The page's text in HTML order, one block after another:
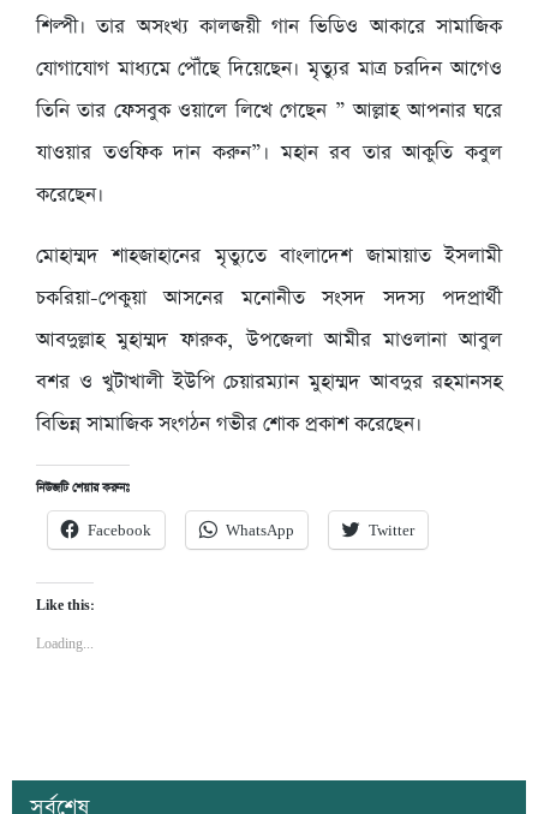
শিল্পী। তার অসংখ্য কালজয়ী গান ভিডিও আকারে সামাজিক
যোগাযোগ মাধ্যমে পৌঁছে দিয়েছেন। মৃত্যুর মাত্র চরদিন আগেও
তিনি তার ফেসবুক ওয়ালে লিখে গেছেন ” আল্লাহ আপনার ঘরে
যাওয়ার তওফিক দান করুন”। মহান রব তার আকুতি কবুল
করেছেন।
মোহাম্মদ শাহজাহানের মৃত্যুতে বাংলাদেশ জামায়াত ইসলামী
চকরিয়া-পেকুয়া আসনের মনোনীত সংসদ সদস্য পদপ্রার্থী
আবদুল্লাহ মুহাম্মদ ফারুক, উপজেলা আমীর মাওলানা আবুল
বশর ও খুটাখালী ইউপি চেয়ারম্যান মুহাম্মদ আবদুর রহমানসহ
বিভিন্ন সামাজিক সংগঠন গভীর শোক প্রকাশ করেছেন।
নিউজটি শেয়ার করুনঃ
Facebook WhatsApp Twitter
Like this:
Loading...
সর্বশেষ